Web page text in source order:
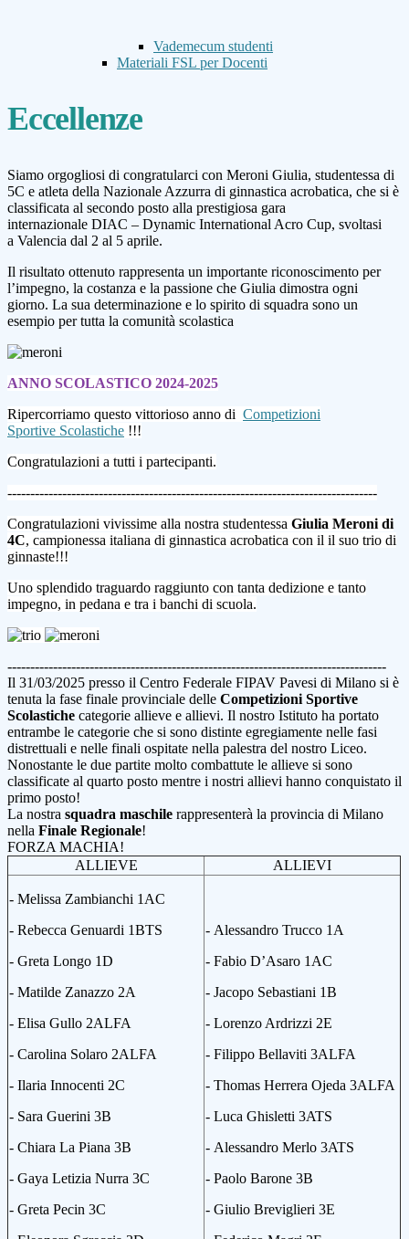
Vademecum studenti
Materiali FSL per Docenti
Eccellenze
Siamo orgogliosi di congratularci con Meroni Giulia, studentessa di
5C e atleta della Nazionale Azzurra di ginnastica acrobatica, che si è
classificata al secondo posto alla prestigiosa gara
internazionale DIAC – Dynamic International Acro Cup, svoltasi
a Valencia dal 2 al 5 aprile.
Il risultato ottenuto rappresenta un importante riconoscimento per
l’impegno, la costanza e la passione che Giulia dimostra ogni
giorno. La sua determinazione e lo spirito di squadra sono un
esempio per tutta la comunità scolastica
ANNO SCOLASTICO 2024-2025
Ripercorriamo questo vittorioso anno di Competizioni
Sportive Scolastiche !!!
Congratulazioni a tutti i partecipanti.
---------------------------------------------------------------------------------
Congratulazioni vivissime alla nostra studentessa Giulia Meroni di
4C, campionessa italiana di ginnastica acrobatica con il il suo trio di
ginnaste!!!
Uno splendido traguardo raggiunto con tanta dedizione e tanto
impegno, in pedana e tra i banchi di scuola.
-----------------------------------------------------------------------------------
Il 31/03/2025 presso il Centro Federale FIPAV Pavesi di Milano si è
tenuta la fase finale provinciale delle Competizioni Sportive
Scolastiche categorie allieve e allievi. Il nostro Istituto ha portato
entrambe le categorie che si sono distinte egregiamente nelle fasi
distrettuali e nelle finali ospitate nella palestra del nostro Liceo.
Nonostante le due partite molto combattute le allieve si sono
classificate al quarto posto mentre i nostri allievi hanno conquistato il
primo posto!
La nostra squadra maschile rappresenterà la provincia di Milano
nella Finale Regionale!
FORZA MACHIA!
ALLIEVE
ALLIEVI
- Melissa Zambianchi 1AC
- Rebecca Genuardi 1BTS
- Greta Longo 1D
- Matilde Zanazzo 2A
- Elisa Gullo 2ALFA
- Carolina Solaro 2ALFA
- Ilaria Innocenti 2C
- Sara Guerini 3B
- Chiara La Piana 3B
- Gaya Letizia Nurra 3C
- Greta Pecin 3C
- Alessandro Trucco 1A
- Fabio D’Asaro 1 AC
- Jacopo Sebastiani 1B
- Lorenzo Ardrizzi 2E
- Filippo Bellaviti 3ALFA
- Thomas Herrera Ojeda 3ALFA
- Luca Ghisletti 3ATS
- Alessandro Merlo 3ATS
- Paolo Barone 3B
- Giulio Breviglieri 3E